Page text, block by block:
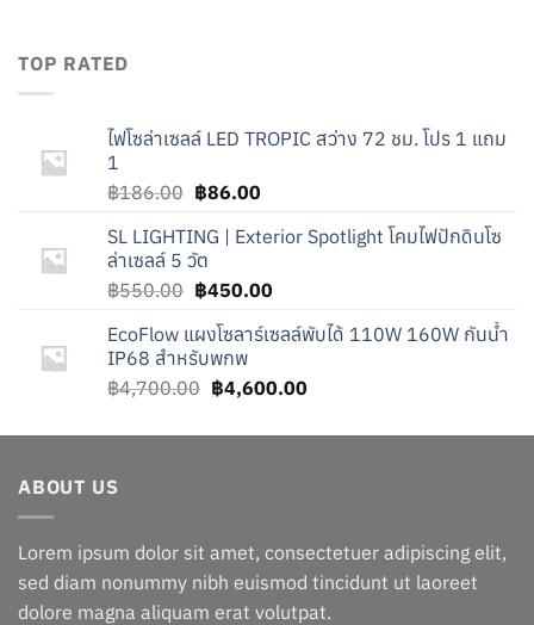
TOP RATED
ไฟโซล่าเซลล์ LED TROPIC สว่าง 72 ชม. โปร 1 แถม
1
฿186.00 Original
was:
฿186.00.
฿86.00Current
is:
SL LIGHTING | Exterior Spotlight โคมไฟปักดินโซ
ล่าเซลล์ 5 วัต
฿550.00 Original
was:
฿550.00.
฿450.00Current
is:
EcoFlow แผงโซลาร์เซลล์พับได้ 110W 160W กันน้ำ
IP68 สำหรับพกพ
฿4,700.00 Original
was:
฿4,600.00Current
is:
ABOUT US
Lorem ipsum dolor sit amet, consectetuer adipiscing elit,
sed diam nonummy nibh euismod tincidunt ut laoreet
dolore magna aliquam erat volutpat.